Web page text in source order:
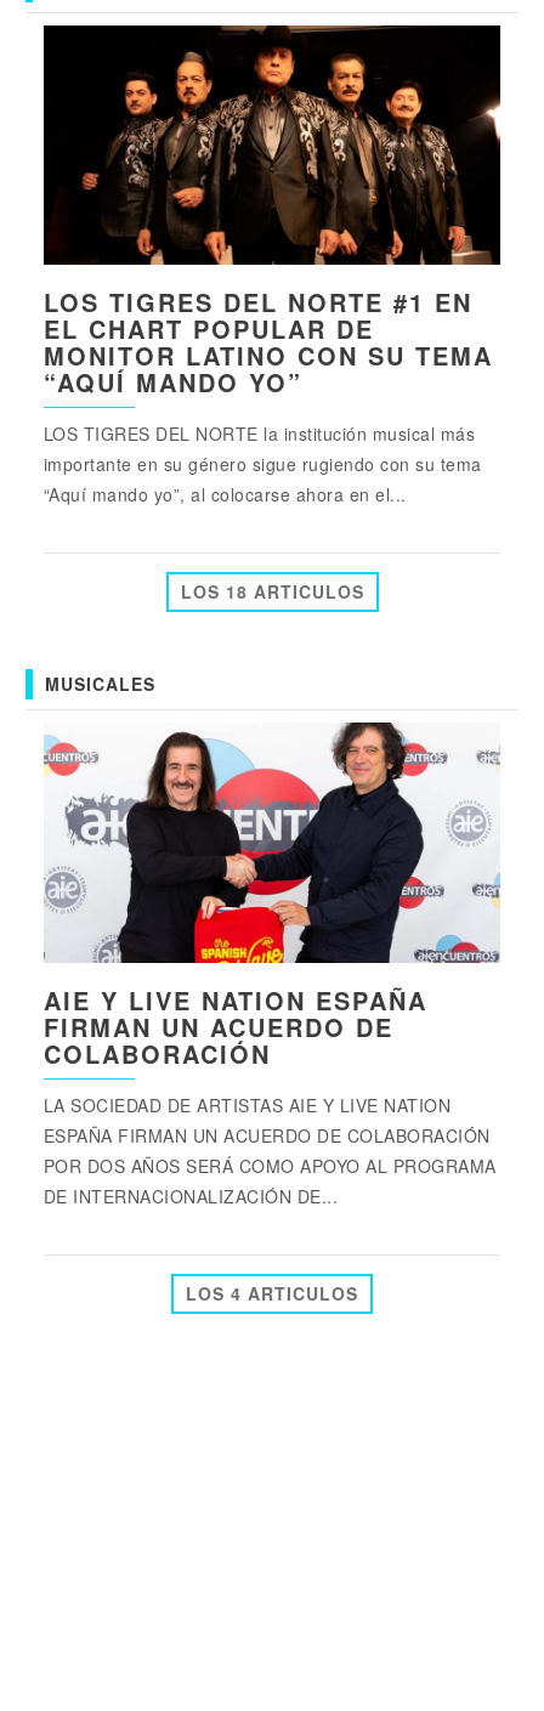
LOS TIGRES DEL NORTE #1 EN
EL CHART POPULAR DE
MONITOR LATINO CON SU TEMA
“AQUÍ MANDO YO”
LOS TIGRES DEL NORTE la institución musical más
importante en su género sigue rugiendo con su tema
“Aquí mando yo”, al colocarse ahora en el...
LOS 18 ARTICULOS
MUSICALES
AIE Y LIVE NATION ESPAÑA
FIRMAN UN ACUERDO DE
COLABORACIÓN
LA SOCIEDAD DE ARTISTAS AIE Y LIVE NATION
ESPAÑA FIRMAN UN ACUERDO DE COLABORACIÓN
POR DOS AÑOS SERÁ COMO APOYO AL PROGRAMA
DE INTERNACIONALIZACIÓN DE...
LOS 4 ARTICULOS